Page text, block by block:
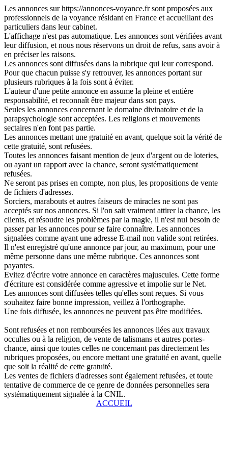
Les annonces sur https://annonces-voyance.fr sont proposées aux
professionnels de la voyance résidant en France et accueillant des
particuliers dans leur cabinet.
L'affichage n'est pas automatique. Les annonces sont vérifiées avant
leur diffusion, et nous nous réservons un droit de refus, sans avoir à
en préciser les raisons.
Les annonces sont diffusées dans la rubrique qui leur correspond.
Pour que chacun puisse s'y retrouver, les annonces portant sur
plusieurs rubriques à la fois sont à éviter.
L'auteur d'une petite annonce en assume la pleine et entière
responsabilité, et reconnaît être majeur dans son pays.
Seules les annonces concernant le domaine divinatoire et de la
parapsychologie sont acceptées. Les religions et mouvements
sectaires n'en font pas partie.
Les annonces mettant une gratuité en avant, quelque soit la vérité de
cette gratuité, sont refusées.
Toutes les annonces faisant mention de jeux d'argent ou de loteries,
ou ayant un rapport avec la chance, seront systématiquement
refusées.
Ne seront pas prises en compte, non plus, les propositions de vente
de fichiers d'adresses.
Sorciers, marabouts et autres faiseurs de miracles ne sont pas
acceptés sur nos annonces. Si l'on sait vraiment attirer la chance, les
clients, et résoudre les problèmes par la magie, il n'est nul besoin de
passer par les annonces pour se faire connaître. Les annonces
signalées comme ayant une adresse E-mail non valide sont retirées.
Il n'est enregistré qu'une annonce par jour, au maximum, pour une
même personne dans une même rubrique. Ces annonces sont
payantes.
Evitez d'écrire votre annonce en caractères majuscules. Cette forme
d'écriture est considérée comme agressive et impolie sur le Net.
Les annonces sont diffusées telles qu'elles sont reçues. Si vous
souhaitez faire bonne impression, veillez à l'orthographe.
Une fois diffusée, les annonces ne peuvent pas être modifiées.
Sont refusées et non remboursées les annonces liées aux travaux
occultes ou à la religion, de vente de talismans et autres portes-
chance, ainsi que toutes celles ne concernant pas directement les
rubriques proposées, ou encore mettant une gratuité en avant, quelle
que soit la réalité de cette gratuité.
Les ventes de fichiers d'adresses sont également refusées, et toute
tentative de commerce de ce genre de données personnelles sera
systématiquement signalée à la CNIL.
ACCUEIL